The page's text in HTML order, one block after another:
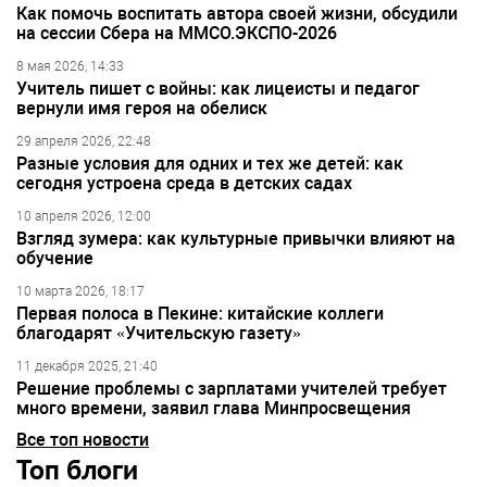
Как помочь воспитать автора своей жизни, обсудили
на сессии Сбера на ММСО.ЭКСПО-2026
8 мая 2026, 14:33
Учитель пишет с войны: как лицеисты и педагог
вернули имя героя на обелиск
29 апреля 2026, 22:48
Разные условия для одних и тех же детей: как
сегодня устроена среда в детских садах
10 апреля 2026, 12:00
Взгляд зумера: как культурные привычки влияют на
обучение
10 марта 2026, 18:17
Первая полоса в Пекине: китайские коллеги
благодарят «Учительскую газету»
11 декабря 2025, 21:40
Решение проблемы с зарплатами учителей требует
много времени, заявил глава Минпросвещения
Все топ новости
Топ блоги